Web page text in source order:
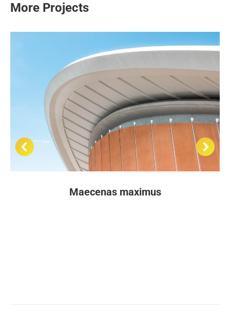
More Projects
Maecenas maximus